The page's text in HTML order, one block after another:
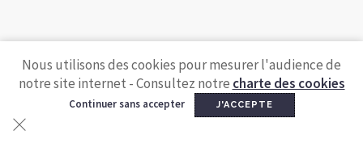
Nous utilisons des cookies pour mesurer l'audience de
notre site internet - Consultez notre charte des cookies
Continuer sans accepter J'ACCEPTE